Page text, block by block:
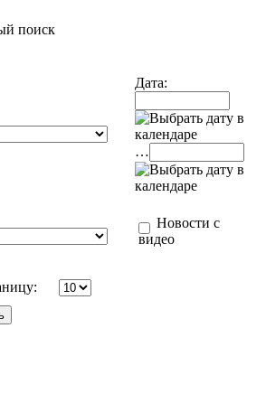
поиск
Дата:
…
Новости с
видео